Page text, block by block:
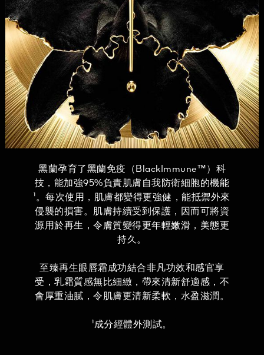
黑蘭孕育了黑蘭免疫（BlackImmune™）科
技，能加強95%負責肌膚自我防衛細胞的機能
¹。每次使用，肌膚都變得更強健，能抵禦外來
侵襲的損害。肌膚持續受到保護，因而可將資
源用於再生，令膚質變得更年輕嫩滑，美態更
持久。
至臻再生眼唇霜成功結合非凡功效和感官享
受，乳霜質感無比細緻，帶來清新舒適感，不
會厚重油膩，令肌膚更清新柔軟，水盈滋潤。
¹成分經體外測試。